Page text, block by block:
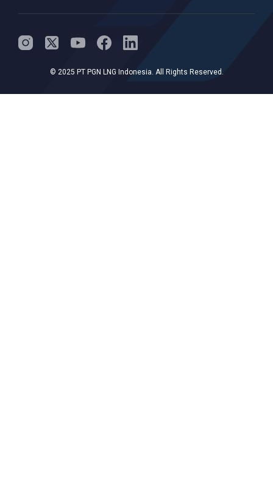
© 2025 PT PGN LNG Indonesia. All Rights Reserved.